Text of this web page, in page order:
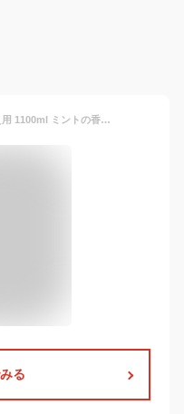
カインズ(CAINZ) 柔軟剤 つめかえ用 1100ml ミントの香り 抗菌・防臭 ナチュラルソフター 濃縮柔軟剤 詰替 着色料無添加 ノンシリコン ボタニカル成分 液体 液体柔軟剤
る